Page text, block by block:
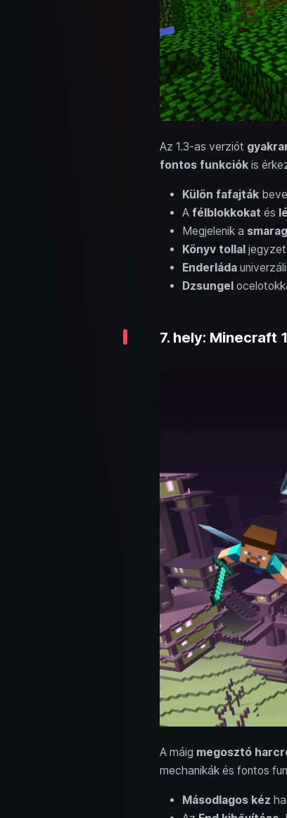
Az 1.3-as verziót
fontos funkciókis
Külön fafajták
A félblokkokat és
Megjelenik a
Könyv tollal
Enderláda
Dzsungel
7. hely: Minecraft
A máig megosztó
mechanikák és fontos
Másodlagos kéz